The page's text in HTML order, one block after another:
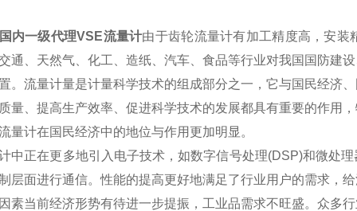
内一级代理VSE流量计由于齿轮流量计有加工精度高，安
通、天然气、化工、造纸、汽车、食品等行业对我国国防建
。 流量计量是计量科学技术的组成部分之一，它与国民经济
量、提高生产效率、促进科学技术的发展都具有重要的作用
量计在国民经济中的地位与作用更加明显。
中正在更多地引入电子技术，如数字信号处理(DSP)和微处
层面进行通信。性能的提高更好地满足了行业用户的需求，
素当前经济形势有待进一步提振，工业品需求不旺盛。众多